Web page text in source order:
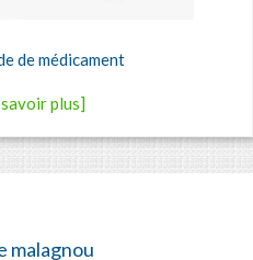
de médicament
plus]
malagnou